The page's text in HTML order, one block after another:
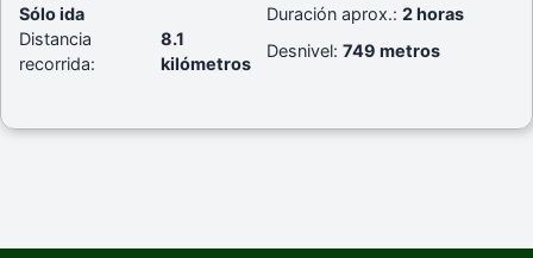
Sólo ida Duración aprox.: 2 horas
Distancia
recorrida:
8.1
kilómetros
Desnivel: 749 metros